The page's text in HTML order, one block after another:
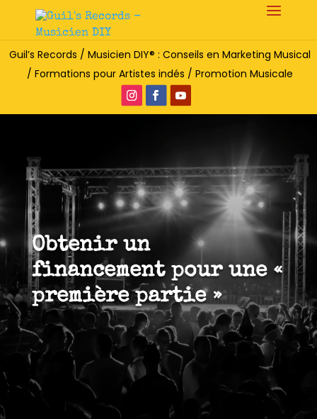
Guil’s Records / Musicien DIY® : Conseils en Marketing Musical
/ Formations pour Artistes indés / Promotion Musicale
Obtenir un
financement pour une «
première partie »